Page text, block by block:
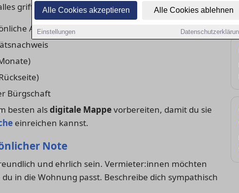
Alle Cookies akzeptieren Alle Cookies ablehnen
Einstellungen
griffbereit haben:
Angaben, Einkommen, Arbeitgeber)
Bürgschaft
besten alsdigitale Mappevorbereiten, damit du sie
einreichen kannst.
Note
und ehrlich sein. Vermieter:innen möchten
in die Wohnung passt. Beschreibe dich sympathisch